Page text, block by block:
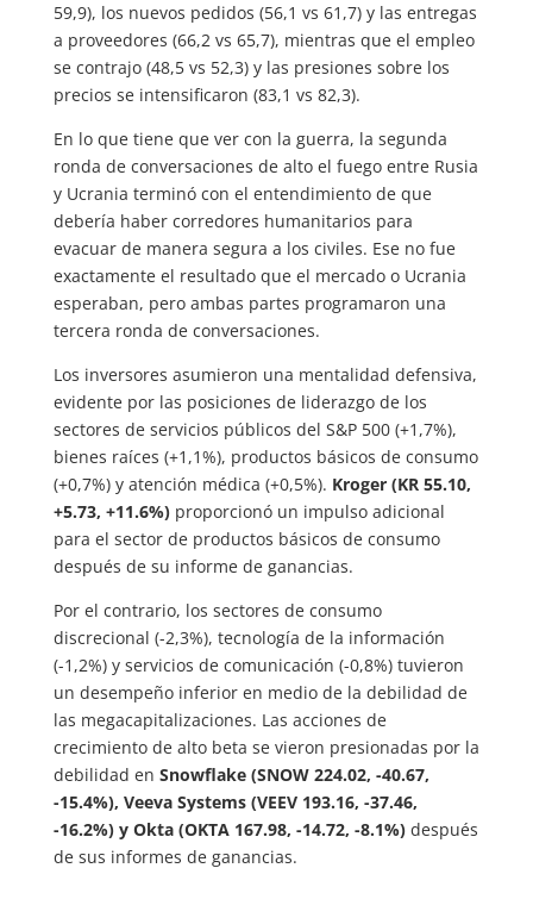
59,9), los nuevos pedidos (56,1 vs 61,7) y las entregas
a proveedores (66,2 vs 65,7), mientras que el empleo
se contrajo (48,5 vs 52,3) y las presiones sobre los
precios se intensificaron (83,1 vs 82,3).
En lo que tiene que ver con la guerra, la segunda
ronda de conversaciones de alto el fuego entre Rusia
y Ucrania terminó con el entendimiento de que
debería haber corredores humanitarios para
evacuar de manera segura a los civiles. Ese no fue
exactamente el resultado que el mercado o Ucrania
esperaban, pero ambas partes programaron una
tercera ronda de conversaciones.
Los inversores asumieron una mentalidad defensiva,
evidente por las posiciones de liderazgo de los
sectores de servicios públicos del S&P 500 (+1,7%),
bienes raíces (+1,1%), productos básicos de consumo
(+0,7%) y atención médica (+0,5%). Kroger (KR 55.10,
+5.73, +11.6%)proporcionó un impulso adicional
para el sector de productos básicos de consumo
después de su informe de ganancias.
Por el contrario, los sectores de consumo
discrecional (-2,3%), tecnología de la información
(-1,2%) y servicios de comunicación (-0,8%) tuvieron
un desempeño inferior en medio de la debilidad de
las megacapitalizaciones. Las acciones de
crecimiento de alto beta se vieron presionadas por la
debilidad en Snowflake (SNOW 224.02, -40.67,
-15.4%), Veeva Systems (VEEV 193.16, -37.46,
-16.2%) y Okta (OKTA 167.98, -14.72, -8.1%)después
de sus informes de ganancias.